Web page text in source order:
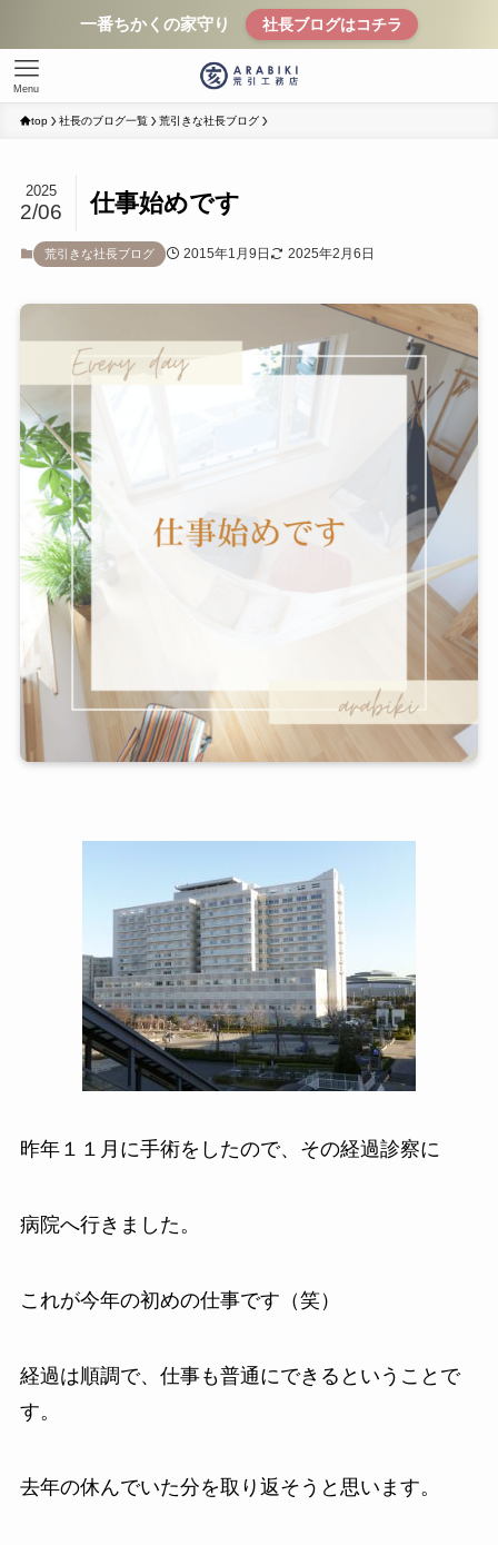
一番ちかくの家守り 社長ブログはコチラ
Menu
top 社長のブログ一覧 荒引きな社長ブログ
仕事始めです
2025
2/06
荒引きな社長ブログ 2015年1月9日 2025年2月6日
昨年１１月に手術をしたので、その経過診察に
病院へ行きました。
これが今年の初めの仕事です（笑）
経過は順調で、仕事も普通にできるということで
す。
去年の休んでいた分を取り返そうと思います。